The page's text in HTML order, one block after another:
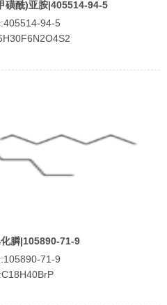
磺酰)亚胺|405514-94-5
94-5
膦|105890-71-9
71-9